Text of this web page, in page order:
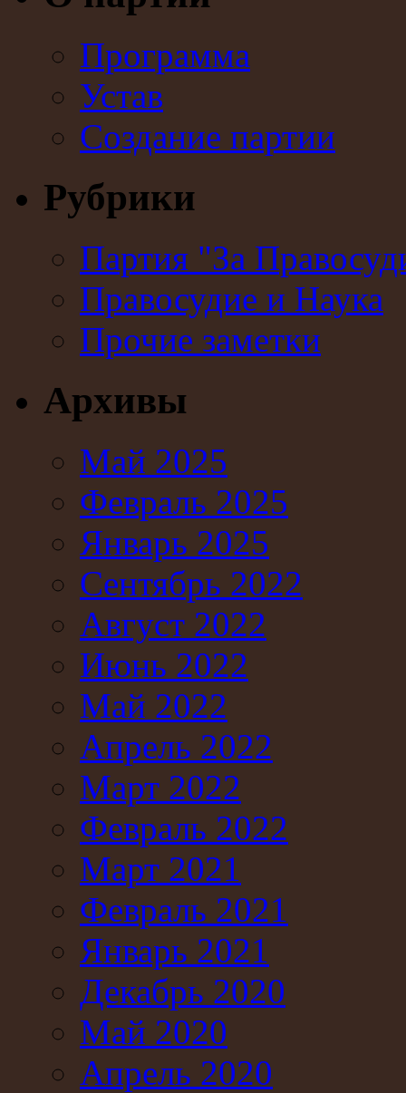
Программа
Устав
Создание партии
Рубрики
Партия "За
Правосудие и Наука
Прочие заметки
Архивы
Май 2025
Февраль 2025
Январь 2025
Сентябрь 2022
Август 2022
Июнь 2022
Май 2022
Апрель 2022
Март 2022
Февраль 2022
Март 2021
Февраль 2021
Январь 2021
Декабрь 2020
Май 2020
Апрель 2020